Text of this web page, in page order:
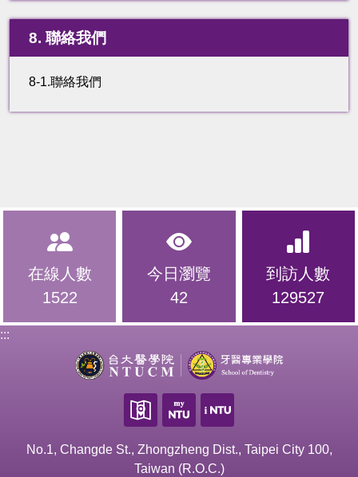
8. 聯絡我們
8-1.聯絡我們
在線人數
1522
今日瀏覽
42
到訪人數
129527
:::
No.1, Changde St., Zhongzheng Dist., Taipei City 100,
Taiwan (R.O.C.)